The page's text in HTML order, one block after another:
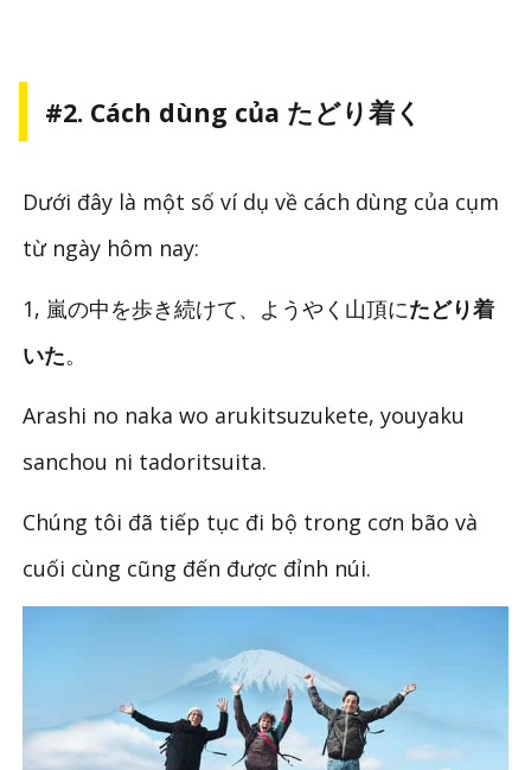
#2. Cách dùng của たどり着く
Dưới đây là một số ví dụ về cách dùng của cụm
từ ngày hôm nay:
1, 嵐の中を歩き続けて、ようやく山頂にたどり着
いた。
Arashi no naka wo arukitsuzukete, youyaku
sanchou ni tadoritsuita.
Chúng tôi đã tiếp tục đi bộ trong cơn bão và
cuối cùng cũng đến được đỉnh núi.